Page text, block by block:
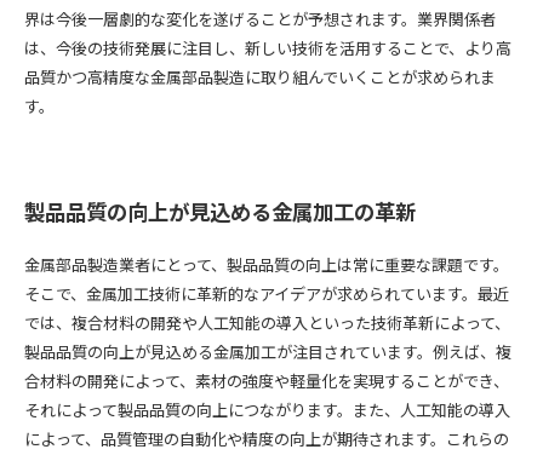
界は今後一層劇的な変化を遂げることが予想されます。業界関係者
は、今後の技術発展に注目し、新しい技術を活用することで、より高
品質かつ高精度な金属部品製造に取り組んでいくことが求められま
す。
製品品質の向上が見込める金属加工の革新
金属部品製造業者にとって、製品品質の向上は常に重要な課題です。
そこで、金属加工技術に革新的なアイデアが求められています。最近
では、複合材料の開発や人工知能の導入といった技術革新によって、
製品品質の向上が見込める金属加工が注目されています。例えば、複
合材料の開発によって、素材の強度や軽量化を実現することができ、
それによって製品品質の向上につながります。また、人工知能の導入
によって、品質管理の自動化や精度の向上が期待されます。これらの